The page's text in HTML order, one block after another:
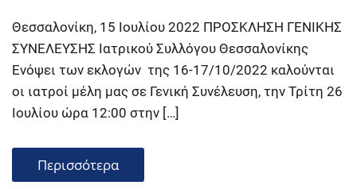
Θεσσαλονίκη, 15 Ιουλίου 2022 ΠΡΟΣΚΛΗΣΗ ΓΕΝΙΚΗΣ
ΣΥΝΕΛΕΥΣΗΣ Ιατρικού Συλλόγου Θεσσαλονίκης
Ενόψει των εκλογών της 16-17/10/2022 καλούνται
οι ιατροί μέλη μας σε Γενική Συνέλευση, την Τρίτη 26
Ιουλίου ώρα 12:00 στην […]
Περισσότερα